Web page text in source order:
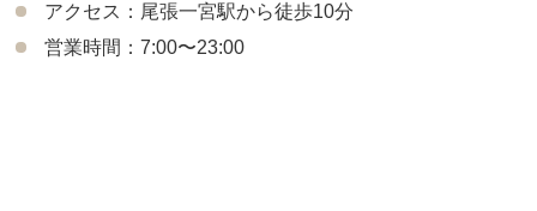
アクセス：尾張一宮駅から徒歩10分
営業時間：7:00〜23:00